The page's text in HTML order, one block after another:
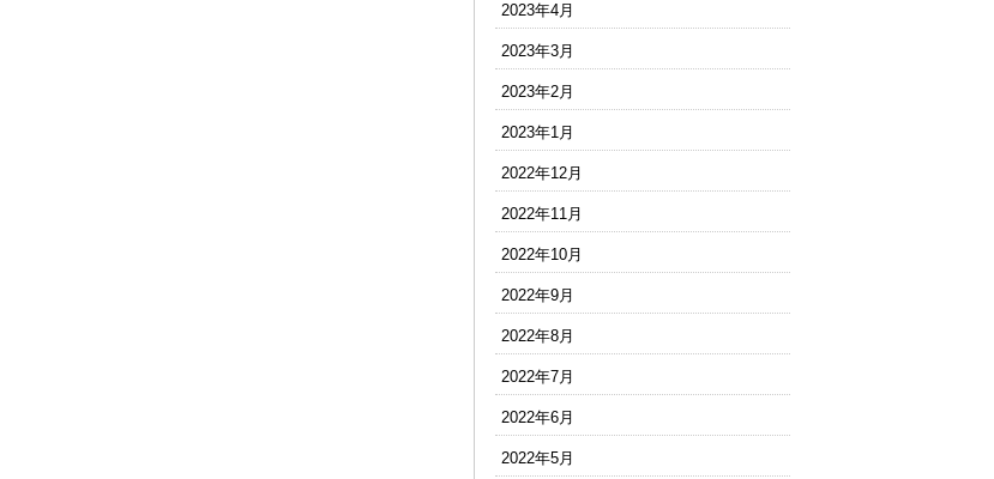
2023年4月
2023年3月
2023年2月
2023年1月
2022年12月
2022年11月
2022年10月
2022年9月
2022年8月
2022年7月
2022年6月
2022年5月